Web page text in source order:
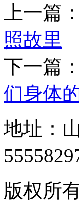
上一篇：
照故里
下一篇：
们身体
地址：
版权所